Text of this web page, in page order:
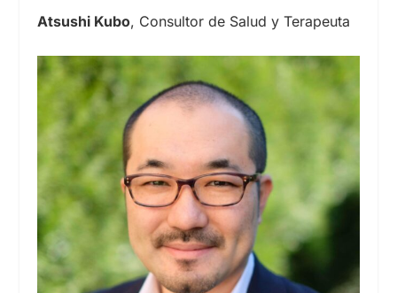
Atsushi Kubo, Consultor de Salud y Terapeuta